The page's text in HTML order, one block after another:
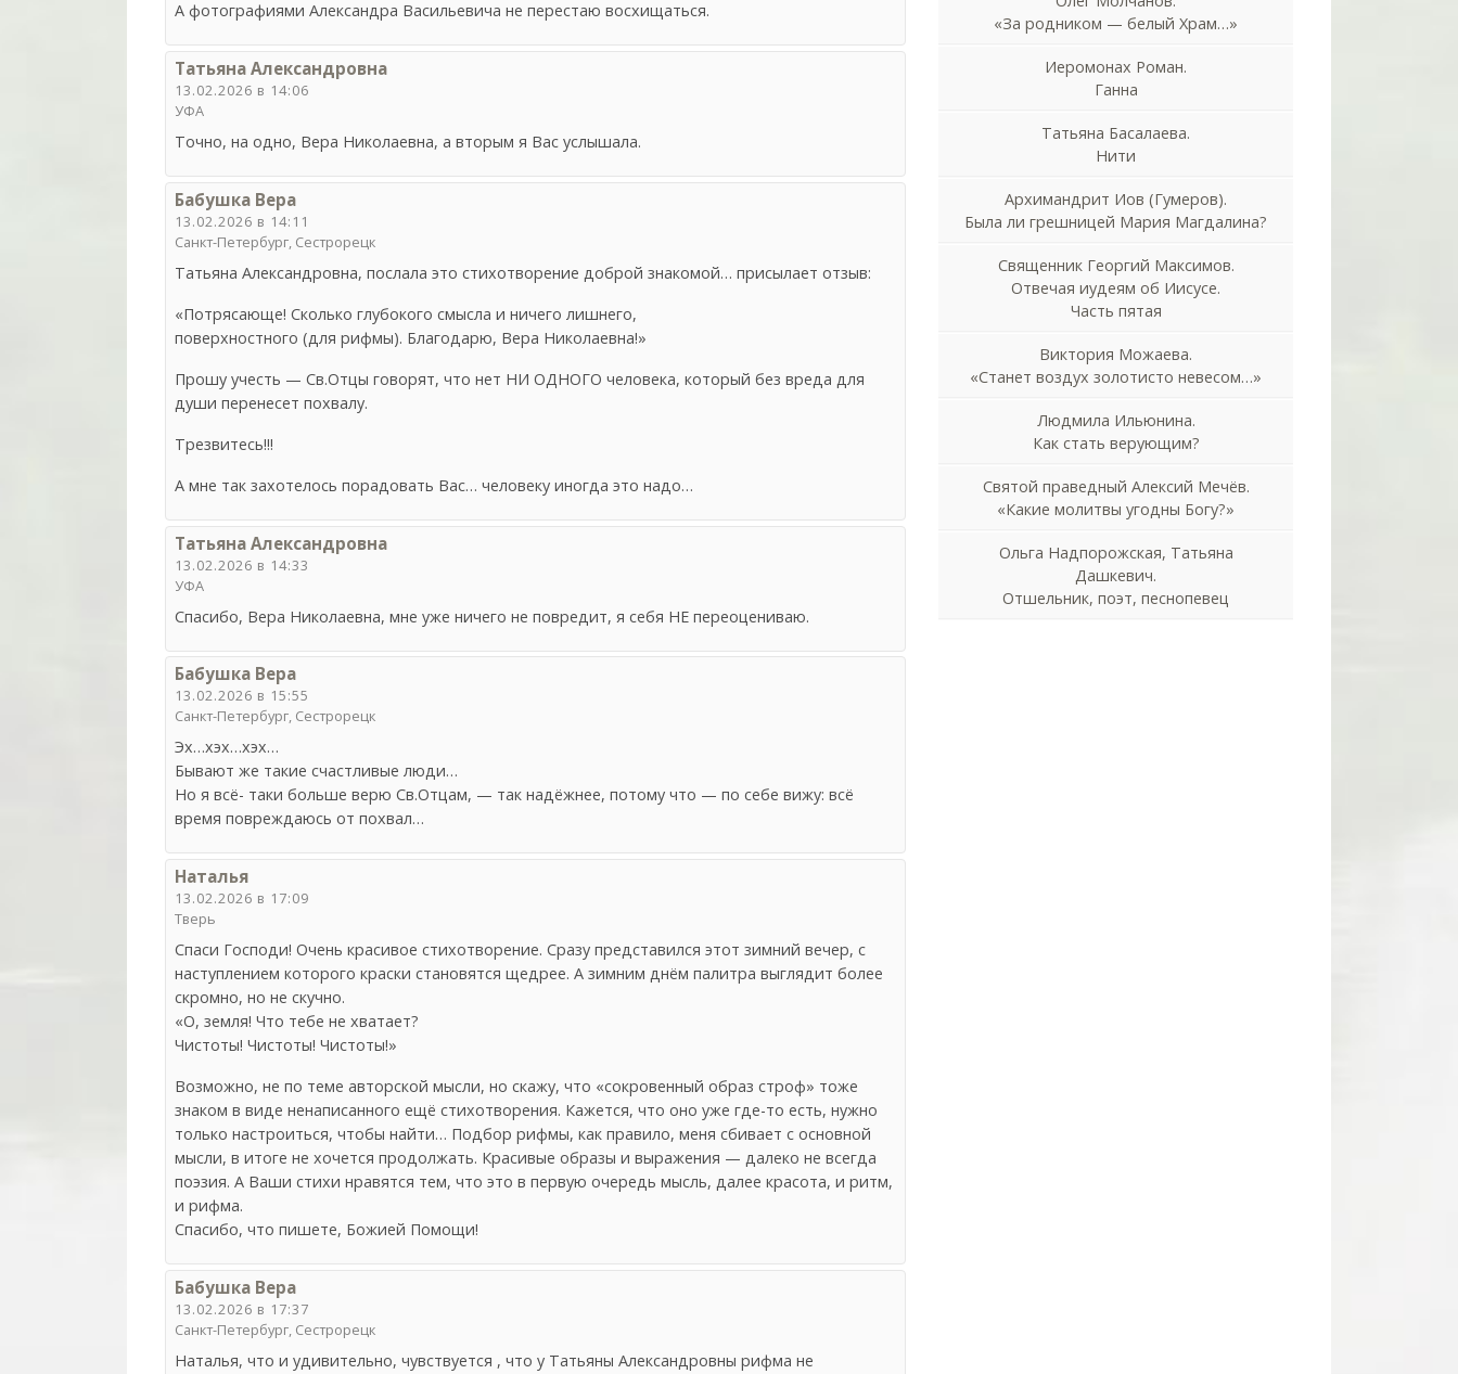
А фотографиями Александра Васильевича не перестаю восхищаться.
Татьяна Александровна
13.02.2026 в 14:06
УФА
Точно, на одно, Вера Николаевна, а вторым я Вас услышала.
Бабушка Вера
13.02.2026 в 14:11
Санкт-Петербург, Сестрорецк
Татьяна Александровна, послала это стихотворение доброй знакомой… присылает отзыв:
«Потрясающе! Сколько глубокого смысла и ничего лишнего,
поверхностного (для рифмы). Благодарю, Вера Николаевна!»
Прошу учесть — Св.Отцы говорят, что нет НИ ОДНОГО человека, который без вреда для
души перенесет похвалу.
Трезвитесь!!!
А мне так захотелось порадовать Вас… человеку иногда это надо…
Татьяна Александровна
13.02.2026 в 14:33
УФА
Cпасибо, Вера Николаевна, мне уже ничего не повредит, я себя НЕ переоцениваю.
Бабушка Вера
13.02.2026 в 15:55
Санкт-Петербург, Сестрорецк
Эх…хэх…хэх…
Бывают же такие счастливые люди…
Но я всё- таки больше верю Св.Отцам, — так надёжнее, потому что — по себе вижу: всё
время повреждаюсь от похвал…
Наталья
13.02.2026 в 17:09
Тверь
Спаси Господи! Очень красивое стихотворение. Сразу представился этот зимний вечер, с
наступлением которого краски становятся щедрее. А зимним днём палитра выглядит более
скромно, но не скучно.
«О, земля! Что тебе не хватает?
Чистоты! Чистоты! Чистоты!»
Возможно, не по теме авторской мысли, но скажу, что «сокровенный образ строф» тоже
знаком в виде ненаписанного ещё стихотворения. Кажется, что оно уже где-то есть, нужно
только настроиться, чтобы найти… Подбор рифмы, как правило, меня сбивает с основной
мысли, в итоге не хочется продолжать. Красивые образы и выражения — далеко не всегда
поэзия. А Ваши стихи нравятся тем, что это в первую очередь мысль, далее красота, и ритм,
и рифма.
Спасибо, что пишете, Божией Помощи!
Бабушка Вера
13.02.2026 в 17:37
Санкт-Петербург, Сестрорецк
Наталья, что и удивительно, чувствуется , что у Татьяны Александровны рифма не
«За родником — белый Храм…»
Иеромонах Роман.
Ганна
Татьяна Басалаева.
Нити
Архимандрит Иов (Гумеров).
Была ли грешницей Мария Магдалина?
Священник Георгий Максимов.
Отвечая иудеям об Иисусе.
Часть пятая
Виктория Можаева.
«Станет воздух золотисто невесом…»
Людмила Ильюнина.
Как стать верующим?
Святой праведный Алексий Мечёв.
«Какие молитвы угодны Богу?»
Ольга Надпорожская, Татьяна
Дашкевич.
Отшельник, поэт, песнопевец